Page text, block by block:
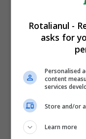
Rotalianul -
asks for
Personalised
content
services
Store and/or
Learn more